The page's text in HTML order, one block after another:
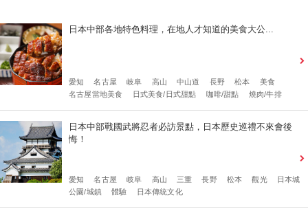
日本中部各地特色料理，在地人才知道的美食大公...
愛知 名古屋 岐阜 高山 中山道 長野 松本
美食
名古屋當地美食
日式美食/日式甜點 咖啡/甜點 燒肉/牛排
日本中部戰國武將忍者必訪景點，日本歷史巡禮不來會後
悔！
愛知 名古屋 岐阜 高山 三重 長野 松本 觀光
日本城
公園/城鎮
體驗 日本傳統文化